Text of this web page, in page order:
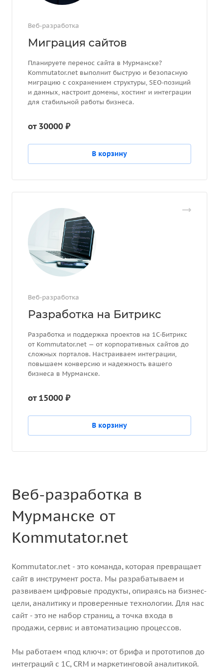
Веб-разработка
Миграция сайтов
Планируете перенос сайта в Мурманске?
Kommutator.net выполнит быструю и безопасную
миграцию с сохранением структуры, SEO‑позиций
и данных, настроит домены, хостинг и интеграции
для стабильной работы бизнеса.
от 30000 ₽
В корзину
Веб-разработка
Разработка на Битрикс
Разработка и поддержка проектов на 1С‑Битрикс
от Kommutator.net — от корпоративных сайтов до
сложных порталов. Настраиваем интеграции,
повышаем конверсию и надежность вашего
бизнеса в Мурманске.
от 15000 ₽
В корзину
Веб-разработка в
Мурманске от
Kommutator.net
Kommutator.net - это команда, которая превращает
сайт в инструмент роста. Мы разрабатываем и
развиваем цифровые продукты, опираясь на бизнес-
цели, аналитику и проверенные технологии. Для нас
сайт - это не набор страниц, а точка входа в
продажи, сервис и автоматизацию процессов.
Мы работаем «под ключ»: от брифа и прототипов до
интеграций с 1С, CRM и маркетинговой аналитикой.